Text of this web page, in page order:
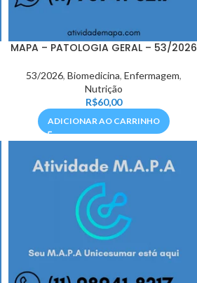
MAPA – PATOLOGIA GERAL – 53/2026
53/2026, Biomedicina, Enfermagem,
Nutrição
R$60,00
ADICIONAR AO CARRINHO